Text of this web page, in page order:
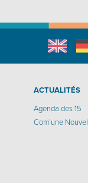
English
ACTUALITÉS
Agenda des 15
Com’une